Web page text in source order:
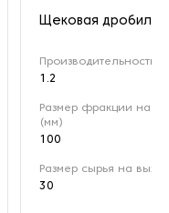
Щековая дробилка
Производительность
1.2
Размер фракции на
(мм)
100
Размер сырья на
30